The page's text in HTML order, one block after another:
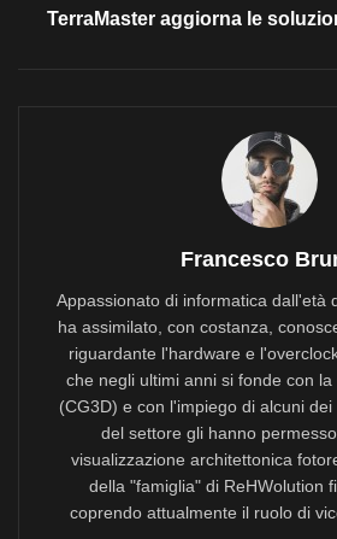
TerraMaster aggiorna le
Francesco
Appassionato di informatica dall'età
ha assimilato, con costanza,
riguardante l'hardware e
che negli ultimi anni si fonde con
(CG3D) e con l'impiego di alcuni
del settore gli hanno
visualizzazione architettonica
della "famiglia" di ReHWolution
coprendo attualmente il ruolo di